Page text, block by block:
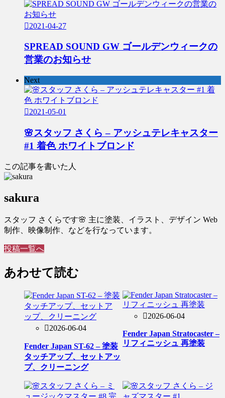
2021-04-27
SPREAD SOUND GW ゴールデンウィークの
営業のお知らせ
Next
2021-05-01
🌸スタッフ さくら – アッシュテレキャスター
#1 着色 ホワイトブロンド
この記事を書いた人
sakura
スタッフ さくらです🌸 主に塗装、イラスト、デザイン Web
制作、映像制作、などを行なっています。
投稿一覧へ
あわせて読む
2026-06-04
Fender Japan ST-62 – 塗装
タッチアップ、セットアッ
プ、クリーニング
2026-06-04
Fender Japan Stratocaster –
リフィニッシュ 再塗装